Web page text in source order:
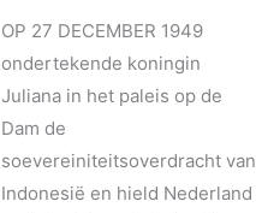
OP 27 DECEMBER 1949
ondertekende koningin
Juliana in het paleis op de
Dam de
soevereiniteitsoverdracht van
Indonesië en hield Nederland